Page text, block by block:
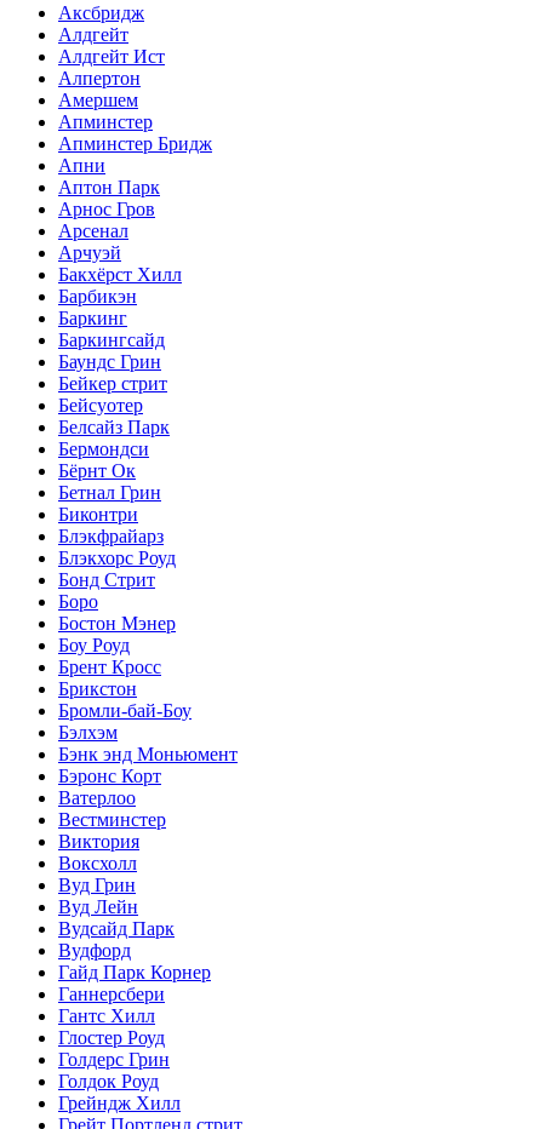
Аксбридж
Алдгейт
Алдгейт Ист
Алпертон
Амершем
Апминстер
Апминстер Бридж
Апни
Аптон Парк
Арнос Гров
Арсенал
Арчуэй
Бакхёрст Хилл
Барбикэн
Баркинг
Баркингсайд
Баундс Грин
Бейкер стрит
Бейсуотер
Белсайз Парк
Бермондси
Бёрнт Ок
Бетнал Грин
Биконтри
Блэкфрайарз
Блэкхорс Роуд
Бонд Стрит
Боро
Бостон Мэнер
Боу Роуд
Брент Кросс
Брикстон
Бромли-бай-Боу
Бэлхэм
Бэнк энд Моньюмент
Бэронс Корт
Ватерлоо
Вестминстер
Виктория
Воксхолл
Вуд Грин
Вуд Лейн
Вудсайд Парк
Вудфорд
Гайд Парк Корнер
Ганнерсбери
Гантс Хилл
Глостер Роуд
Голдерс Грин
Голдок Роуд
Грейндж Хилл
Грейт Портленд стрит